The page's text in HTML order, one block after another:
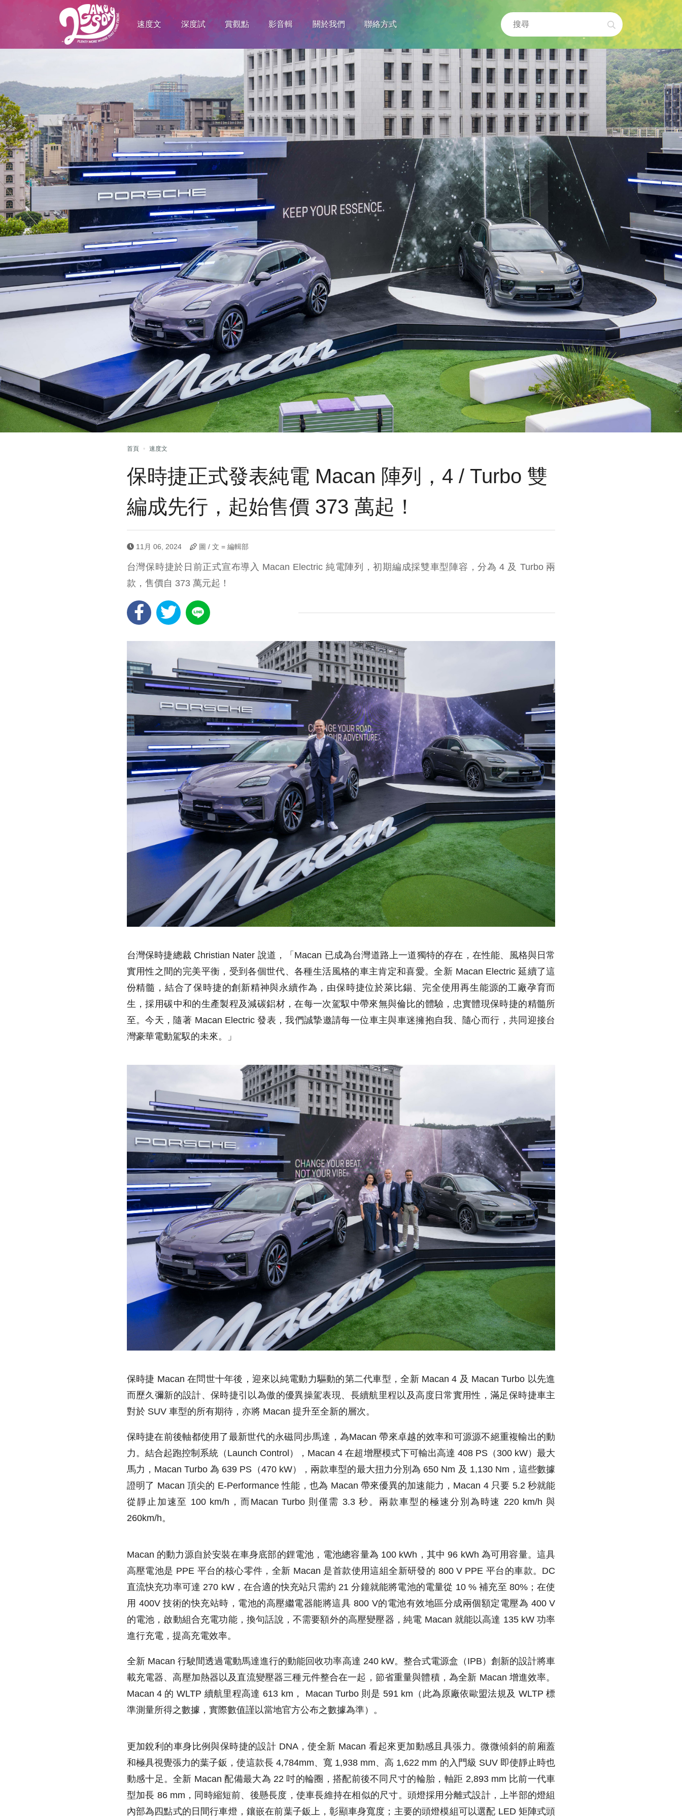
速度文 深度試 賞觀點 影音輯 關於我們 聯絡方式
首頁 速度文
保時捷正式發表純電 Macan 陣列，4 / Turbo 雙
編成先行，起始售價 373 萬起！
11月 06, 2024 圖 / 文 = 編輯部
台灣保時捷於日前正式宣布導入 Macan Electric 純電陣列，初期編成採雙車型陣容，分為 4 及 Turbo 兩
款，售價自 373 萬元起！
台灣保時捷總裁 Christian Nater 說道，「Macan 已成為台灣道路上一道獨特的存在，在性能、風格與日常
實用性之間的完美平衡，受到各個世代、各種生活風格的車主肯定和喜愛。全新 Macan Electric 延續了這
份精髓，結合了保時捷的創新精神與永續作為，由保時捷位於萊比錫、完全使用再生能源的工廠孕育而
生，採用碳中和的生產製程及減碳鋁材，在每一次駕馭中帶來無與倫比的體驗，忠實體現保時捷的精髓所
至。今天，隨著 Macan Electric 發表，我們誠摯邀請每一位車主與車迷擁抱自我、隨心而行，共同迎接台
灣豪華電動駕馭的未來。」
保時捷 Macan 在問世十年後，迎來以純電動力驅動的第二代車型，全新 Macan 4 及 Macan Turbo 以先進
而歷久彌新的設計、保時捷引以為傲的優異操駕表現、長續航里程以及高度日常實用性，滿足保時捷車主
對於 SUV 車型的所有期待，亦將 Macan 提升至全新的層次。
保時捷在前後軸都使用了最新世代的永磁同步馬達，為Macan 帶來卓越的效率和可源源不絕重複輸出的動
力。結合起跑控制系統（Launch Control），Macan 4 在超增壓模式下可輸出高達 408 PS（300 kW）最大
馬力，Macan Turbo 為 639 PS（470 kW），兩款車型的最大扭力分別為 650 Nm 及 1,130 Nm，這些數據
證明了 Macan 頂尖的 E-Performance 性能，也為 Macan 帶來優異的加速能力，Macan 4 只要 5.2 秒就能
從靜止加速至 100 km/h，而Macan Turbo 則僅需 3.3 秒。兩款車型的極速分別為時速 220 km/h 與
260km/h。
Macan 的動力源自於安裝在車身底部的鋰電池，電池總容量為 100 kWh，其中 96 kWh 為可用容量。這具
高壓電池是 PPE 平台的核心零件，全新 Macan 是首款使用這組全新研發的 800 V PPE 平台的車款。DC
直流快充功率可達 270 kW，在合適的快充站只需約 21 分鐘就能將電池的電量從 10 % 補充至 80%；在使
用 400V 技術的快充站時，電池的高壓繼電器能將這具 800 V的電池有效地區分成兩個額定電壓為 400 V
的電池，啟動組合充電功能，換句話說，不需要額外的高壓變壓器，純電 Macan 就能以高達 135 kW 功率
進行充電，提高充電效率。
全新 Macan 行駛間透過電動馬達進行的動能回收功率高達 240 kW。整合式電源盒（IPB）創新的設計將車
載充電器、高壓加熱器以及直流變壓器三種元件整合在一起，節省重量與體積，為全新 Macan 增進效率。
Macan 4 的 WLTP 續航里程高達 613 km， Macan Turbo 則是 591 km（此為原廠依歐盟法規及 WLTP 標
準測量所得之數據，實際數值謹以當地官方公布之數據為準）。
更加銳利的車身比例與保時捷的設計 DNA，使全新 Macan 看起來更加動感且具張力。微微傾斜的前廂蓋
和極具視覺張力的葉子鈑，使這款長 4,784mm、寬 1,938 mm、高 1,622 mm 的入門級 SUV 即使靜止時也
動感十足。全新 Macan 配備最大為 22 吋的輪圈，搭配前後不同尺寸的輪胎，軸距 2,893 mm 比前一代車
型加長 86 mm，同時縮短前、後懸長度，使車長維持在相似的尺寸。頭燈採用分離式設計，上半部的燈組
內部為四點式的日間行車燈，鑲嵌在前葉子鈑上，彰顯車身寬度；主要的頭燈模組可以選配 LED 矩陣式頭